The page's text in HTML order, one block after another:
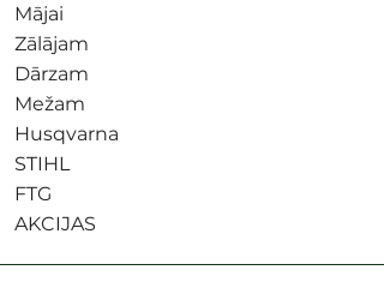
Mājai
Zālājam
Dārzam
Mežam
Husqvarna
STIHL
FTG
AKCIJAS